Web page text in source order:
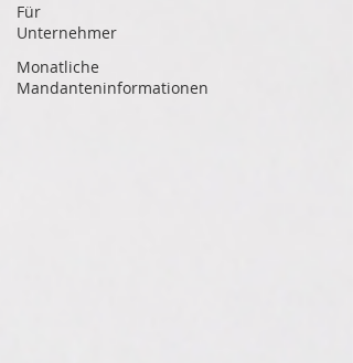
Für
Unternehmer
Monatliche
Mandanteninformationen